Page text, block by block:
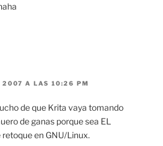
2007 A LAS 10:26 PM
de que Krita vaya tomando
de ganas porque sea EL
en GNU/Linux.